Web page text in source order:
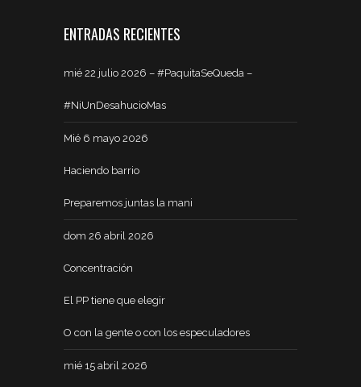
ENTRADAS RECIENTES
mié 22 julio 2026 – #PaquitaSeQueda –
#NiUnDesahucioMas
Mié 6 mayo 2026
Haciendo barrio
Preparemos juntas la mani
dom 26 abril 2026
Concentración
El PP tiene que elegir
O con la gente o con los especuladores
mié 15 abril 2026